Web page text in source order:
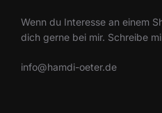
Wenn du Interesse an einem
dich gerne bei mir. Schreibe
info@hamdi-oeter.de